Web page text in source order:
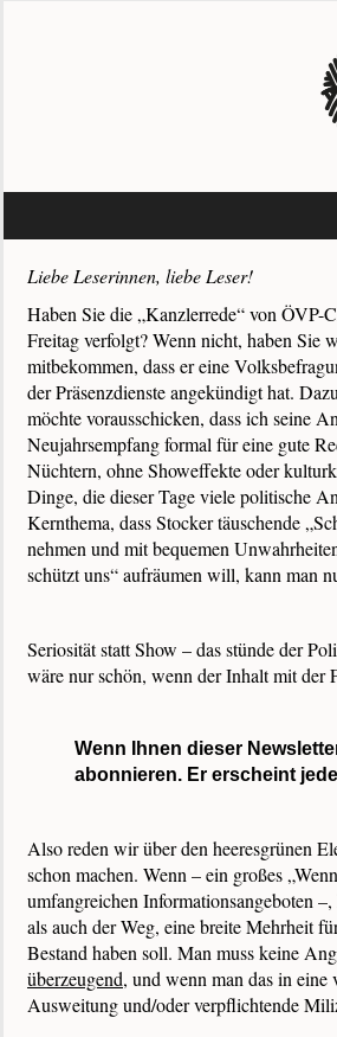
Liebe Leserinnen, liebe Leser!
Haben Sie die „Kanzlerrede“ von ÖVP-
Freitag verfolgt? Wenn nicht, haben Sie
mitbekommen, dass er eine
der Präsenzdienste angekündigt hat.
möchte vorausschicken, dass ich seine
Neujahrsempfang formal für eine gute
Nüchtern, ohne Showeffekte oder
Dinge, die dieser Tage viele politische
Kernthema, dass Stocker täuschende
nehmen und mit bequemen
schützt uns“ aufräumen will, kann man
Seriosität statt Show – das stünde der
wäre nur schön, wenn der Inhalt mit der
Wenn Ihnen dieser
abonnieren. Er erscheint
Also reden wir über den heeresgrünen
schon machen. Wenn – ein großes
umfangreichen Informationsangeboten
als auch der Weg, eine breite Mehrheit
Bestand haben soll. Man muss keine
überzeugend, und wenn man das in
Ausweitung und/oder verpflichtende